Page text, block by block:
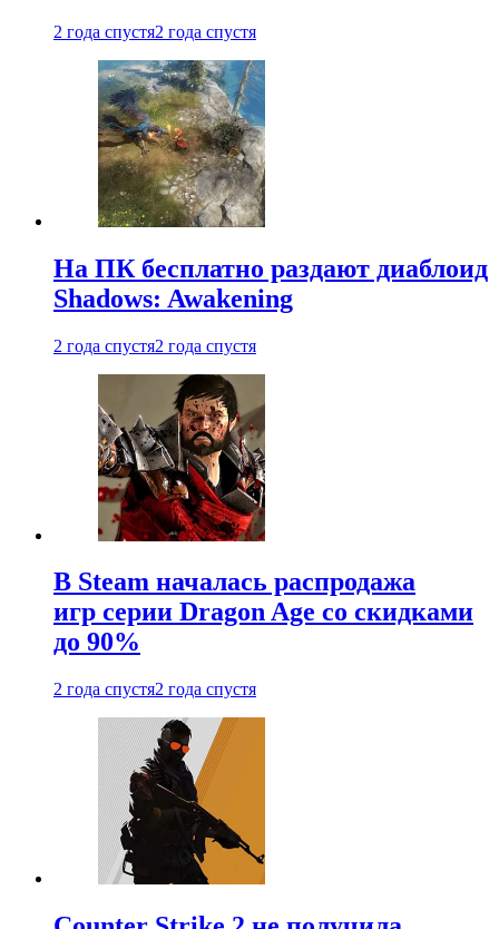
2 года спустя2 года спустя
На ПК бесплатно раздают диаблоид
Shadows: Awakening
2 года спустя2 года спустя
В Steam началась распродажа
игр серии Dragon Age со скидками
до 90%
2 года спустя2 года спустя